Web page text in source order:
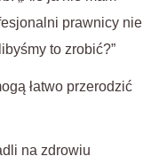
prawnicy nie
to zrobić?”
łatwo przerodzić
na zdrowiu